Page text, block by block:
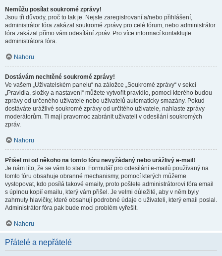
Nemůžu posílat soukromé zprávy!
Jsou tři důvody, proč to tak je. Nejste zaregistrovaní a/nebo přihlášení,
administrátor fóra zakázal soukromé zprávy pro celé fórum, nebo administrátor
fóra zakázal přímo vám odesílání zpráv. Pro více informací kontaktujte
administrátora fóra.
Nahoru
Dostávám nechtěné soukromé zprávy!
Ve vašem „Uživatelském panelu“ na záložce „Soukromé zprávy“ v sekci
„Pravidla, složky a nastavení“ můžete vytvořit pravidlo, pomocí kterého budou
zprávy od určeného uživatele nebo uživatelů automaticky smazány. Pokud
dostáváte urážlivé soukromé zprávy od určitého uživatele, nahlaste zprávy
moderátorům. Ti mají pravomoc zabránit uživateli v odesílání soukromých
zpráv.
Nahoru
Přišel mi od někoho na tomto fóru nevyžádaný nebo urážlivý e-mail!
Je nám líto, že se vám to stalo. Formulář pro odesílání e-mailů používaný na
tomto fóru obsahuje obranné mechanismy, pomocí kterých můžeme
vystopovat, kdo posílá takové emaily, proto pošlete administrátorovi fóra email
s úplnou kopií emailu, který vám přišel. Je velmi důležité, aby v něm byly
zahrnuty hlavičky, které obsahují podrobné údaje o uživateli, který email poslal.
Administrátor fóra pak bude moci problém vyřešit.
Nahoru
Přátelé a nepřátelé